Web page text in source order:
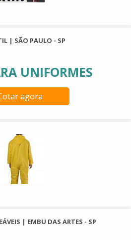
| SÃO PAULO - SP
UNIFORMES
agora
| EMBU DAS ARTES - SP